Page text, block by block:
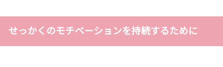
せっかくのモチベーションを持続するために